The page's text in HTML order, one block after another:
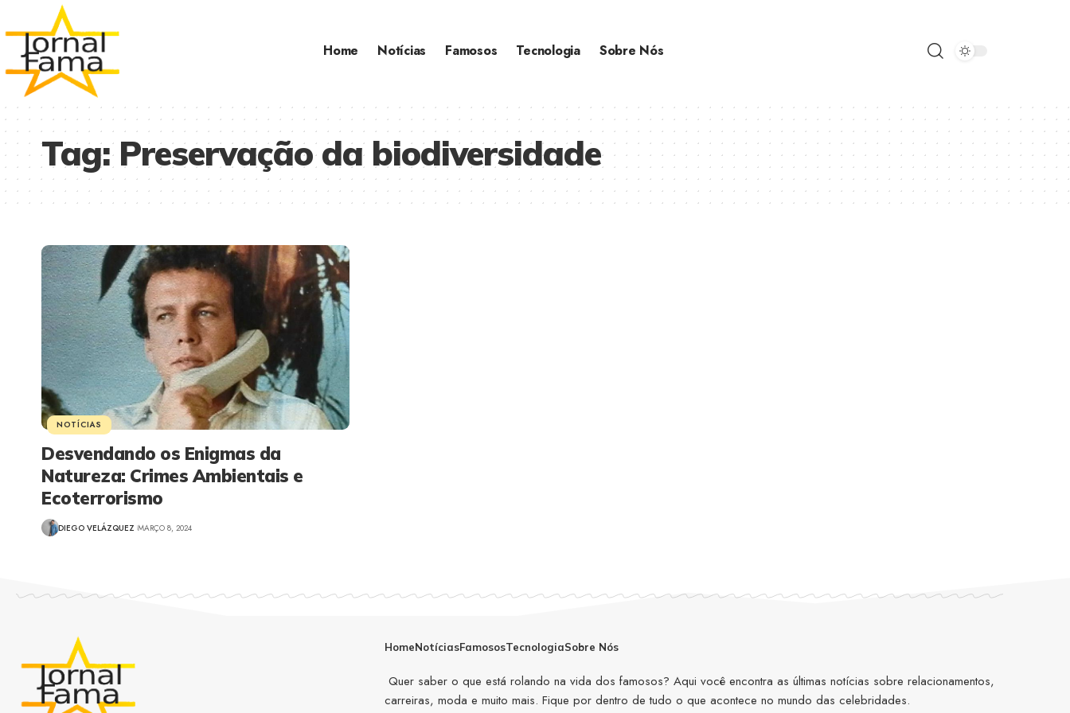
Home Notícias Famosos Tecnologia Sobre Nós
Tag:Preservação da biodiversidade
NOTÍCIAS
Desvendando os Enigmas da
Natureza: Crimes Ambientais e
Ecoterrorismo
DIEGO VELÁZQUEZ MARÇO 8, 2024
HomeNotíciasFamososTecnologiaSobre Nós
Quer saber o que está rolando na vida dos famosos? Aqui você encontra as últimas notícias sobre relacionamentos,
carreiras, moda e muito mais. Fique por dentro de tudo o que acontece no mundo das celebridades.